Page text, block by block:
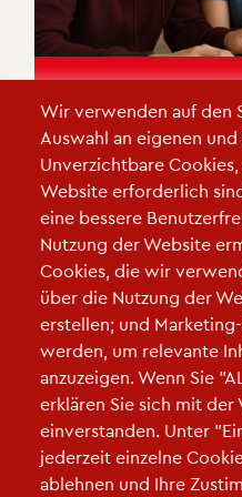
Serious
Einsatz im
Wie auch Filme und
Videospiele
aus dem Alltag vieler
wegzudenken.
Wir verwenden auf den
Auswahl an eigenen
Unverzichtbare
Website erforderlich
eine bessere
Nutzung der Website
Cookies, die wir
über die Nutzung der
erstellen; und
werden, um relevante
anzuzeigen. Wenn Sie
erklären Sie sich mit
einverstanden. Unter
jederzeit einzelne
ablehnen und Ihre